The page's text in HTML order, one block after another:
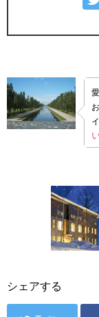
シェアする